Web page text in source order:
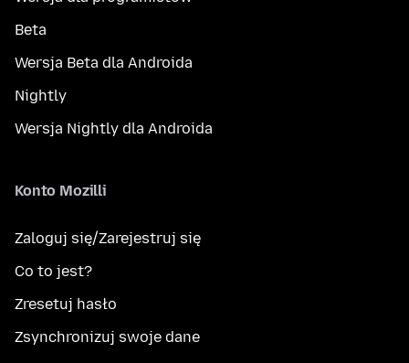
Beta
Wersja Beta dla Androida
Nightly
Wersja Nightly dla Androida
Konto Mozilli
Zaloguj się/Zarejestruj się
Co to jest?
Zresetuj hasło
Zsynchronizuj swoje dane